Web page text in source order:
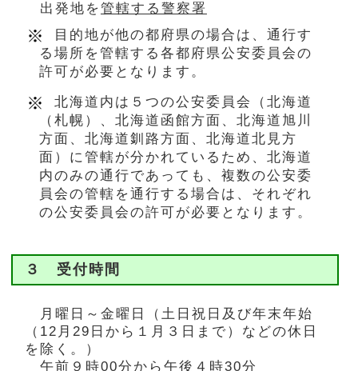
出発地を管轄する警察署
目的地が他の都府県の場合は、通行す
る場所を管轄する各都府県公安委員会の
許可が必要となります。
北海道内は５つの公安委員会（北海道
（札幌）、北海道函館方面、北海道旭川
方面、北海道釧路方面、北海道北見方
面）に管轄が分かれているため、北海道
内のみの通行であっても、複数の公安委
員会の管轄を通行する場合は、それぞれ
の公安委員会の許可が必要となります。
３ 受付時間
月曜日～金曜日（土日祝日及び年末年始
（12月29日から１月３日まで）などの休日
を除く。）
午前９時00分から午後４時30分